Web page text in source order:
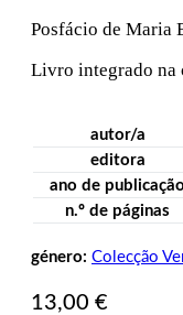
Posfácio de Maria
Livro integrado na
autor/a
editora
ano de publicação
n.º de páginas
género: Colecção
13,00 €